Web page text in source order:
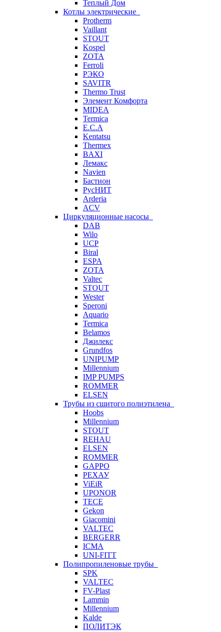
Теплый Дом
Котлы электрические
Protherm
Vaillant
STOUT
Kospel
ZOTA
Ferroli
РЭКО
SAVITR
Thermo Trust
Элемент Комфорта
MIDEA
Termica
E.C.A
Kentatsu
Thermex
BAXI
Лемакс
Navien
Бастион
РусНИТ
Arderia
ACV
Циркуляционные насосы
DAB
Wilo
UCP
Biral
ESPA
ZOTA
Valtec
STOUT
Wester
Speroni
Aquario
Termica
Belamos
Джилекс
Grundfos
UNIPUMP
Millennium
IMP PUMPS
ROMMER
ELSEN
Трубы из сшитого полиэтилена
Hoobs
Millennium
STOUT
REHAU
ELSEN
ROMMER
GAPPO
РЕХАУ
ViEiR
UPONOR
TECE
Gekon
Giacomini
VALTEC
BERGERR
ICMA
UNI-FITT
Полипропиленовые трубы
SPK
VALTEC
FV-Plast
Lammin
Millennium
Kalde
ПОЛИТЭК